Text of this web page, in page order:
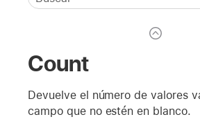
Count
Devuelve el número de valores
campo que no estén en blanco.